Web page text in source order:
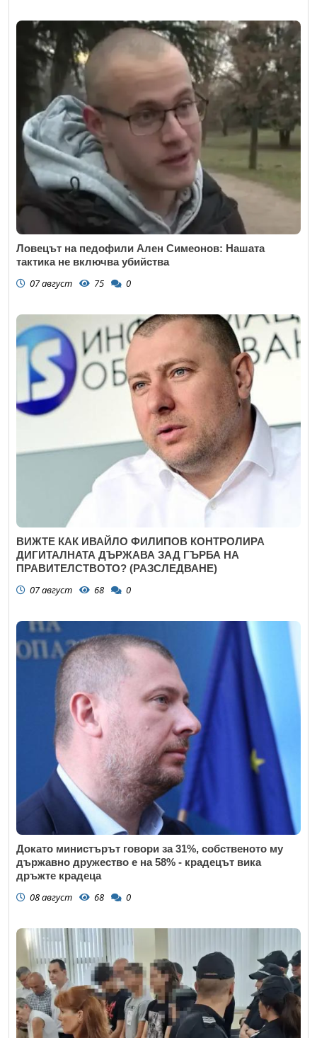
Ловецът на педофили Ален Симеонов: Нашата
тактика не включва убийства
07 август 75 0
ВИЖТЕ КАК ИВАЙЛО ФИЛИПОВ КОНТРОЛИРА
ДИГИТАЛНАТА ДЪРЖАВА ЗАД ГЪРБА НА
ПРАВИТЕЛСТВОТО? (РАЗСЛЕДВАНЕ)
07 август 68 0
Докато министърът говори за 31%, собственото му
държавно дружество е на 58% - крадецът вика
дръжте крадеца
08 август 68 0